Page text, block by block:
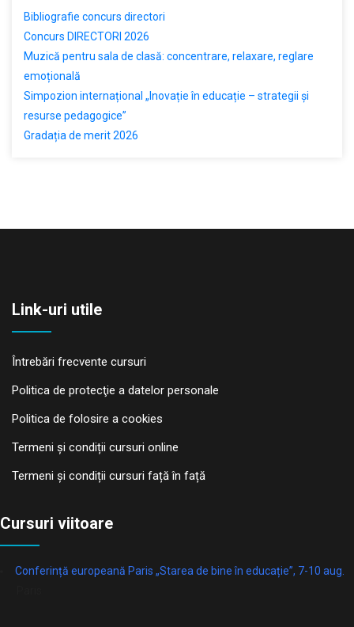
Bibliografie concurs directori
Concurs DIRECTORI 2026
Muzică pentru sala de clasă: concentrare, relaxare, reglare
emoțională
Simpozion internațional „Inovație în educație – strategii și
resurse pedagogice”
Gradația de merit 2026
Link-uri utile
Întrebări frecvente cursuri
Politica de protecţie a datelor personale
Politica de folosire a cookies
Termeni și condiții cursuri online
Termeni și condiții cursuri față în față
Cursuri viitoare
Conferință europeană Paris „Starea de bine în educație”, 7-10 aug.